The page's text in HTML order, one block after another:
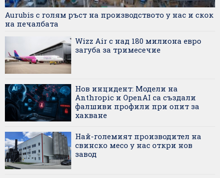
Aurubis с голям ръст на производството у нас и скок
на печалбата
Wizz Air с над 180 милиона евро
загуба за тримесечие
Нов инцидент: Модели на
Anthropic и OpenAI са създали
фалшиви профили при опит за
хакване
Най-големият производител на
свинско месо у нас откри нов
завод